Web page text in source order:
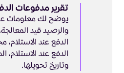
تقرير مدفوعات
يوضح لك معلومات
والرصيد قيد
الدفع عند
الدفع عند الاستلام،
وتاريخ تحويلها.